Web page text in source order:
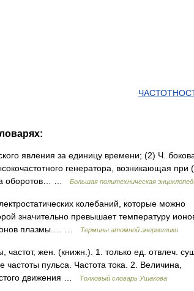
явления за единицу времени; (2) Ч.
генератора, возникающая при
оборотов… …
Большая политехническая
колебаний, которые можно
значительно превышает температуру
ионов плазмы.… …
Термины атомной энергетики
жен. (книжн.). 1. только ед. отвлеч.
пульса. Частота тока. 2. Величина,
движения …
Толковый словарь Ушакова